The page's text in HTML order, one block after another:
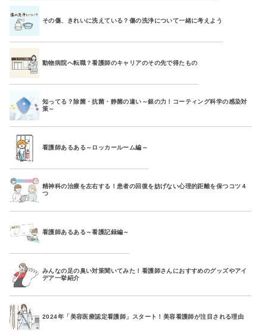
その傷、きれいに洗えている？傷の洗浄について一緒に考えよう
動物病院へ転職？看護師のキャリアのその先で得たもの
知ってる？除菌・抗菌・静菌の違い～銀の力！コーティング科学の感染対
策～
看護師あるある～ロッカールーム編～
精神科の治療を左右する！患者の回復を妨げない心理的距離を保つコツ４
つ
看護師あるある～看護記録編～
みんなの足の臭い対策聞いてみた！看護師さんにおすすめのグッズやアイ
デア一挙紹介
2024年「美容医療認定看護師」スタート！美容看護師が注目される理由